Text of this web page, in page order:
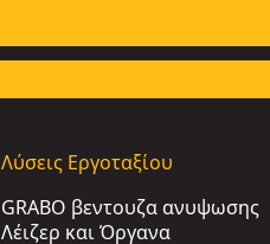
Λύσεις Εργοταξίου
GRABO βεντουζα ανυψωσης
Λέιζερ και Όργανα